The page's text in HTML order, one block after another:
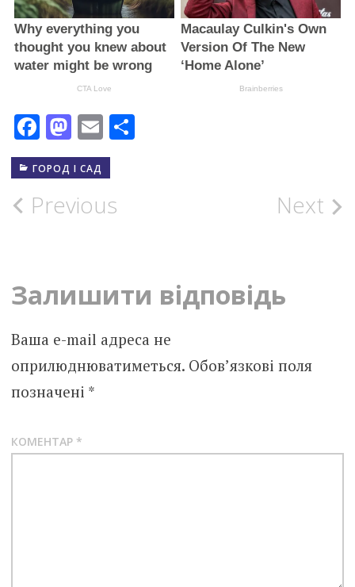
Facebook
Mastodon
EmailПоділитися
ГОРОД І САД
Post
Previous Next
Залишити відповідь
Ваша e-mail адреса не
оприлюднюватиметься. Обов’язкові поля
позначені *
КОМЕНТАР *